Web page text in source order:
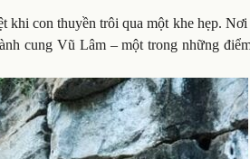
khi con thuyền trôi qua một khe hẹp.
cung Vũ Lâm – một trong những